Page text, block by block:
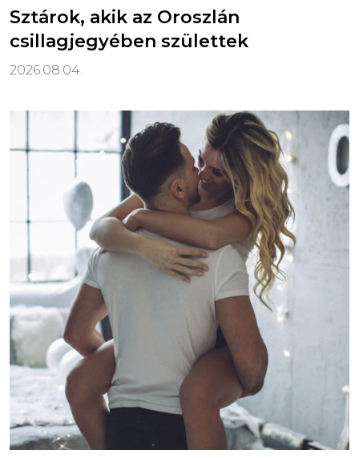
Sztárok, akik az Oroszlán
csillagjegyében születtek
2026.08.04.